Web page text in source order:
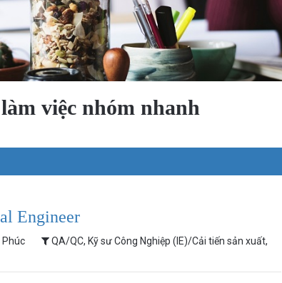
việc nhóm nhanh
Engineer
Phúc
QA/QC, Kỹ sư Công Nghiệp (IE)/Cải tiến sản xuất,